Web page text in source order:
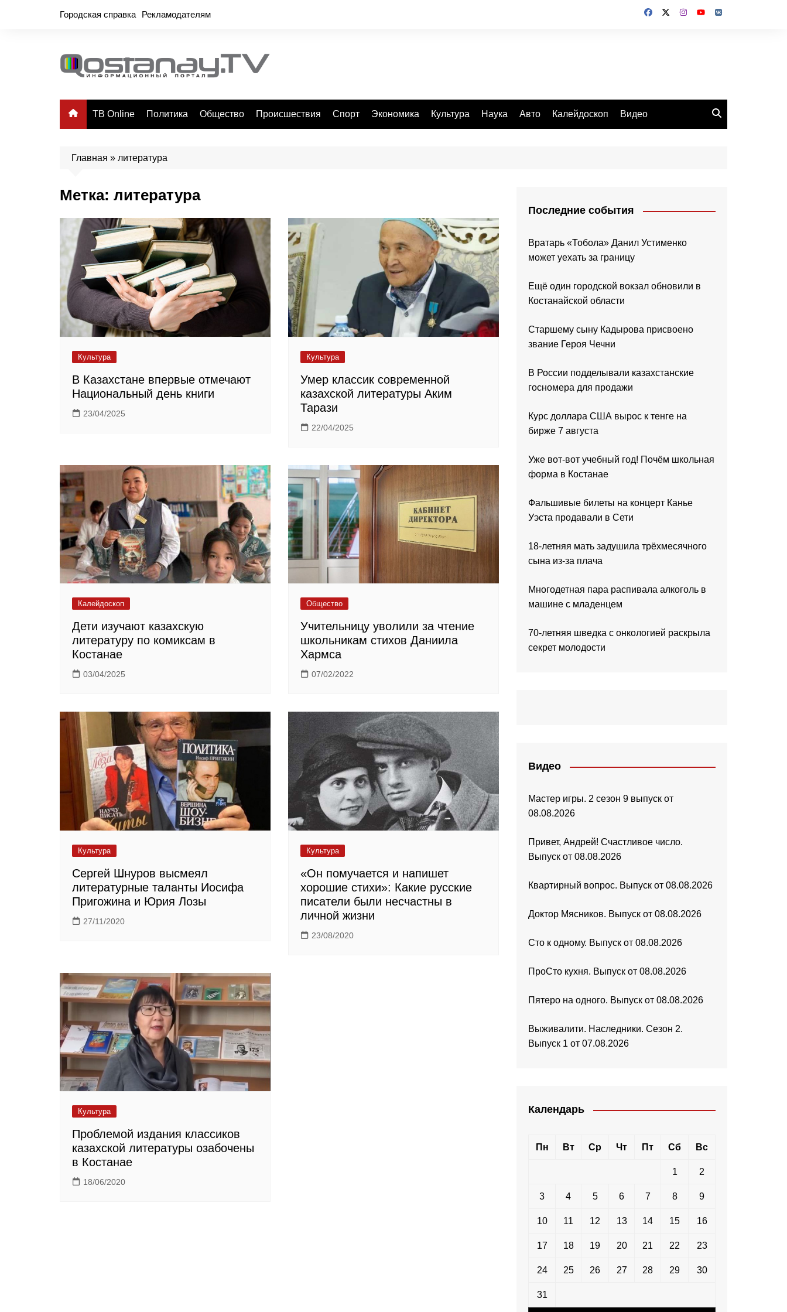
Городская справка Рекламодателям
ТВ Online Политика Общество Происшествия Спорт Экономика Культура Наука Авто Калейдоскоп Видео
Главная » литература
Метка: литература
Культура
В Казахстане впервые отмечают
Национальный день книги
23/04/2025
Культура
Умер классик современной
казахской литературы Аким
Тарази
22/04/2025
Калейдоскоп
Дети изучают казахскую
литературу по комиксам в
Костанае
03/04/2025
Общество
Учительницу уволили за чтение
школьникам стихов Даниила
Хармса
07/02/2022
Культура
Сергей Шнуров высмеял
литературные таланты Иосифа
Пригожина и Юрия Лозы
27/11/2020
Культура
«Он помучается и напишет
хорошие стихи»: Какие русские
писатели были несчастны в
личной жизни
23/08/2020
Культура
Проблемой издания классиков
казахской литературы озабочены
в Костанае
18/06/2020
Последние события
Вратарь «Тобола» Данил Устименко
может уехать за границу
Ещё один городской вокзал обновили в
Костанайской области
Старшему сыну Кадырова присвоено
звание Героя Чечни
В России подделывали казахстанские
госномера для продажи
Курс доллара США вырос к тенге на
бирже 7 августа
Уже вот-вот учебный год! Почём школьная
форма в Костанае
Фальшивые билеты на концерт Канье
Уэста продавали в Сети
18-летняя мать задушила трёхмесячного
сына из-за плача
Многодетная пара распивала алкоголь в
машине с младенцем
70-летняя шведка с онкологией раскрыла
секрет молодости
Видео
Мастер игры. 2 сезон 9 выпуск от
08.08.2026
Привет, Андрей! Счастливое число.
Выпуск от 08.08.2026
Квартирный вопрос. Выпуск от 08.08.2026
Доктор Мясников. Выпуск от 08.08.2026
Сто к одному. Выпуск от 08.08.2026
ПроСто кухня. Выпуск от 08.08.2026
Пятеро на одного. Выпуск от 08.08.2026
Выживалити. Наследники. Сезон 2.
Выпуск 1 от 07.08.2026
Календарь
Пн Вт Ср Чт Пт Сб Вс
1 2
3 4 5 6 7 8 9
10 11 12 13 14 15 16
17 18 19 20 21 22 23
24 25 26 27 28 29 30
31